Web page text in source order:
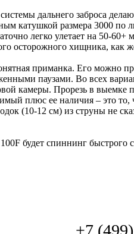
дальнего заброса
катушкой размера 3000
легко улетает на 50-
осторожного хищника, как
приманка. Его можно
паузами. Во всех
камеры. Прорезь в выемке
плюс ее наличия – это
(10-12 см) из струны не
будет спиннинг
+7